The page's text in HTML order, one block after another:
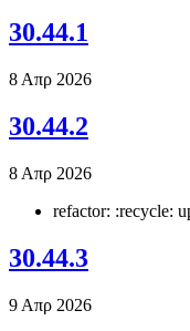
30.44.1
8 Απρ 2026
30.44.2
8 Απρ 2026
refactor: :recycle:
30.44.3
9 Απρ 2026